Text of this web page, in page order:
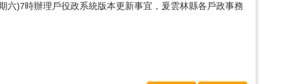
六)7時辦理戶役政系統版本更新事宜，爰雲林縣各戶政事務